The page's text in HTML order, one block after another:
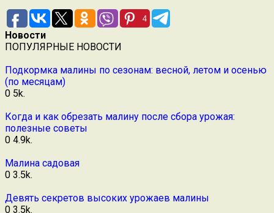
4
Новости
ПОПУЛЯРНЫЕ НОВОСТИ
Подкормка малины по сезонам: весной, летом и осенью
(по месяцам)
0 5k.
Когда и как обрезать малину после сбора урожая:
полезные советы
0 4.9k.
Малина садовая
0 3.5k.
Девять секретов высоких урожаев малины
0 3.5k.